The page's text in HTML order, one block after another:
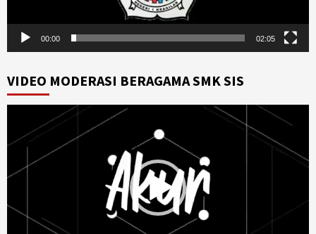
00:00 02:05
VIDEO MODERASI BERAGAMA SMK SIS
Player